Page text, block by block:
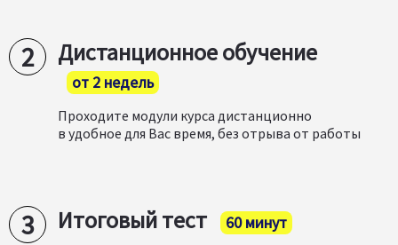
Дистанционное обучение
от 2 недель
Проходите модули курса дистанционно
в удобное для Вас время, без отрыва от работы
Итоговый тест 60 минут